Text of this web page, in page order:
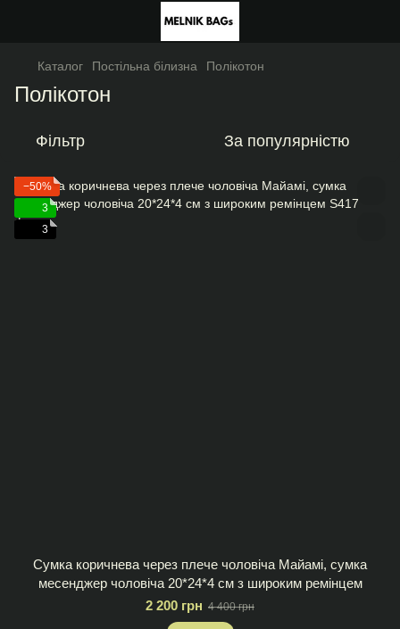
Каталог Постільна білизна Полікотон
Полікотон
Фільтр За популярністю
−50%
3
3
Сумка коричнева через плече чоловіча Майамі, сумка
месенджер чоловіча 20*24*4 см з широким ремінцем
2 200 грн 4 400 грн